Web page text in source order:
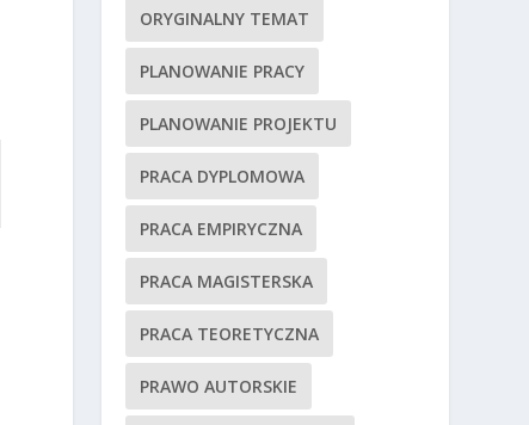
ORYGINALNY TEMAT
PLANOWANIE PRACY
PLANOWANIE PROJEKTU
PRACA DYPLOMOWA
PRACA EMPIRYCZNA
PRACA MAGISTERSKA
PRACA TEORETYCZNA
PRAWO AUTORSKIE